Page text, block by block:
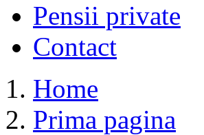
Pensii private
Contact
Home
Prima pagina